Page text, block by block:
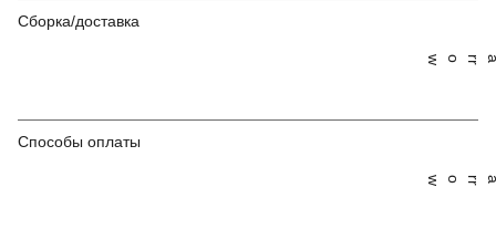
Сборка/доставка
Способы оплаты